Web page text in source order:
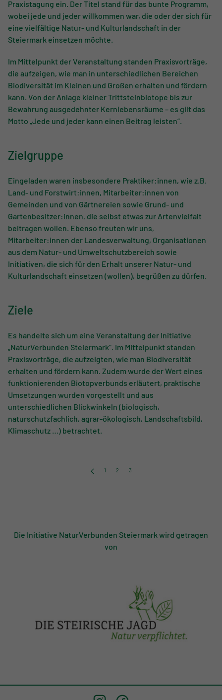
Praxistagung ein. Der Titel stand für das bunte Programm,
wobei jede und jeder willkommen war, die oder der sich für
eine vielfältige Natur- und Kulturlandschaft in der
Steiermark einsetzen möchte.
Im Mittelpunkt der Veranstaltung standen Praxisvorträge,
die aufzeigen, wie man in unterschiedlichen Bereichen
Biodiversität im Kleinen und Großen erhalten und fördern
kann. Von der Anlage kleiner Trittsteinbiotope bis zur
Bewahrung ausgedehnter Kernlebensräume – es gilt das
Motto „Jede und jeder kann einen Beitrag leisten“.
Zielgruppe
Eingeladen waren insbesondere Praktiker:innen, wie z.B.
Land- und Forstwirt:innen, Mitarbeiter:innen von
Gemeinden und von Gärtnereien sowie Grund- und
Gartenbesitzer:innen, die selbst etwas zur Artenvielfalt
beitragen wollen. Ebenso freuten wir uns,
Mitarbeiter:innen der Landesverwaltung, Organisationen
aus dem Natur- und Umweltschutzbereich sowie
Initiativen, die sich für den Erhalt unserer Natur- und
Kulturlandschaft einsetzen (wollen), begrüßen zu dürfen.
Ziele
Es handelte sich um eine Veranstaltung der Initiative
„NaturVerbunden Steiermark“. Im Mittelpunkt standen
Praxisvorträge, die aufzeigten, wie man Biodiversität
erhalten und fördern kann. Zudem wurde der Wert eines
funktionierenden Biotopverbunds erläutert, praktische
Umsetzungen wurden vorgestellt und aus
unterschiedlichen Blickwinkeln (biologisch,
naturschutzfachlich, agrar-ökologisch, Landschaftsbild,
Klimaschutz …) betrachtet.
2 3
Die Initiative NaturVerbunden Steiermark wird getragen
von